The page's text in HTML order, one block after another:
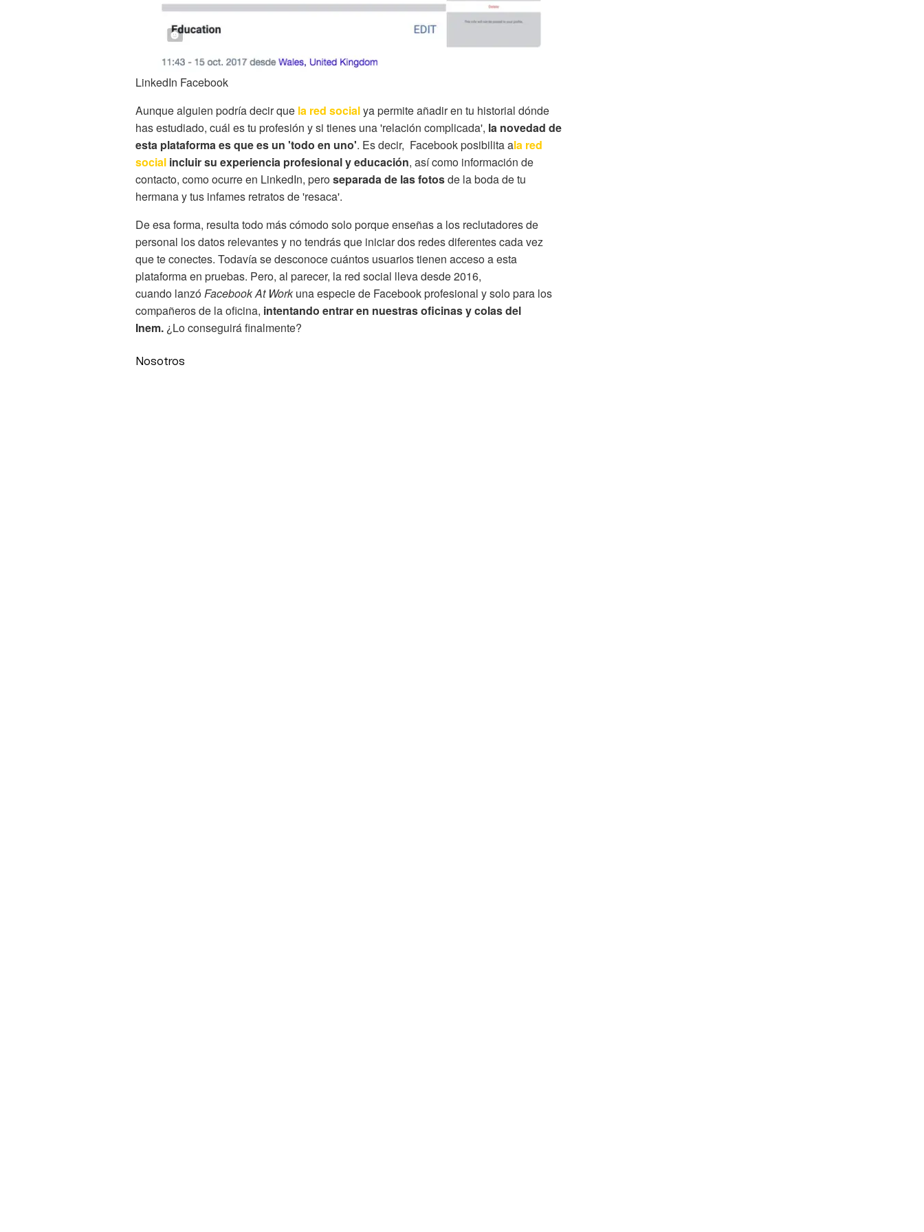
LinkedIn Facebook
Aunque alguien podría decir que la red socialya permite añadir en tu historial dónde
has estudiado, cuál es tu profesión y si tienes una 'relación complicada', la novedad de
esta plataforma es que es un 'todo en uno'. Es decir, Facebook posibilita ala red
social incluir su experiencia profesional y educación, así como información de
contacto, como ocurre en LinkedIn, peroseparada de las fotosde la boda de tu
hermana y tus infames retratos de 'resaca'.
De esa forma, resulta todo más cómodo solo porque enseñas a los reclutadores de
personal los datos relevantes y no tendrás que iniciar dos redes diferentes cada vez
que te conectes. Todavía se desconoce cuántos usuarios tienen acceso a esta
plataforma en pruebas. Pero, al parecer, la red social lleva desde 2016,
cuando lanzóFacebook At Workuna especie de Facebook profesional y solo para los
compañeros de la oficina, intentando entrar en nuestras oficinas y colas del
Inem. ¿Lo conseguirá finalmente?
Nosotros